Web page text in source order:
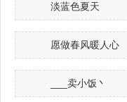
淡蓝色夏天
愿做春风暖人心
___卖小饭丶